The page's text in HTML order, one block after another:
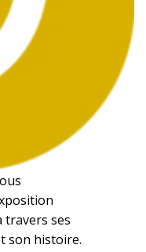
travers ses
son histoire.